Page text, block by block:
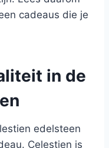
cadeaus die je
in de
edelsteen
Celestien is